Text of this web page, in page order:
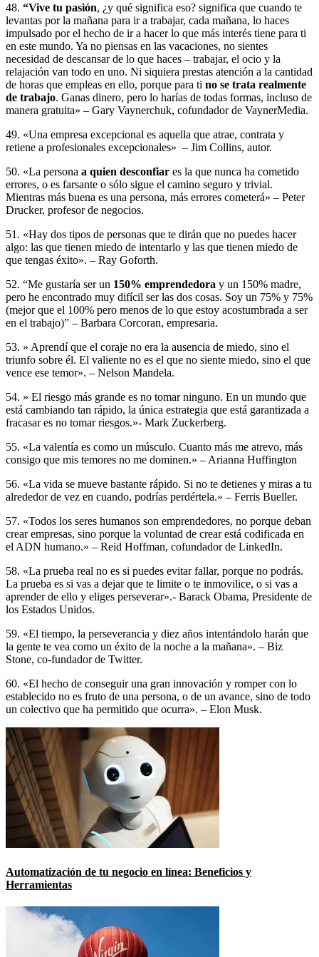
48. “Vive tu pasión, ¿y qué significa eso? significa que cuando te
levantas por la mañana para ir a trabajar, cada mañana, lo haces
impulsado por el hecho de ir a hacer lo que más interés tiene para ti
en este mundo. Ya no piensas en las vacaciones, no sientes
necesidad de descansar de lo que haces – trabajar, el ocio y la
relajación van todo en uno. Ni siquiera prestas atención a la cantidad
de horas que empleas en ello, porque para ti no se trata realmente
de trabajo. Ganas dinero, pero lo harías de todas formas, incluso de
manera gratuita» – Gary Vaynerchuk, cofundador de VaynerMedia.
49. «Una empresa excepcional es aquella que atrae, contrata y
retiene a profesionales excepcionales» – Jim Collins, autor.
50. «La persona a quien desconfiar es la que nunca ha cometido
errores, o es farsante o sólo sigue el camino seguro y trivial.
Mientras más buena es una persona, más errores cometerá» – Peter
Drucker, profesor de negocios.
51. «Hay dos tipos de personas que te dirán que no puedes hacer
algo: las que tienen miedo de intentarlo y las que tienen miedo de
que tengas éxito». – Ray Goforth.
52. “Me gustaría ser un 150% emprendedora y un 150% madre,
pero he encontrado muy difícil ser las dos cosas. Soy un 75% y 75%
(mejor que el 100% pero menos de lo que estoy acostumbrada a ser
en el trabajo)” – Barbara Corcoran, empresaria.
53. » Aprendí que el coraje no era la ausencia de miedo, sino el
triunfo sobre él. El valiente no es el que no siente miedo, sino el que
vence ese temor». – Nelson Mandela.
54. » El riesgo más grande es no tomar ninguno. En un mundo que
está cambiando tan rápido, la única estrategia que está garantizada a
fracasar es no tomar riesgos.»- Mark Zuckerberg.
55. «La valentía es como un músculo. Cuanto más me atrevo, más
consigo que mis temores no me dominen.» – Arianna Huffington
56. «La vida se mueve bastante rápido. Si no te detienes y miras a tu
alrededor de vez en cuando, podrías perdértela.» – Ferris Bueller.
57. «Todos los seres humanos son emprendedores, no porque deban
crear empresas, sino porque la voluntad de crear está codificada en
el ADN humano.» – Reid Hoffman, cofundador de LinkedIn.
58. «La prueba real no es si puedes evitar fallar, porque no podrás.
La prueba es si vas a dejar que te limite o te inmovilice, o si vas a
aprender de ello y eliges perseverar».- Barack Obama, Presidente de
los Estados Unidos.
59. «El tiempo, la perseverancia y diez años intentándolo harán que
la gente te vea como un éxito de la noche a la mañana». – Biz
Stone, co-fundador de Twitter.
60. «El hecho de conseguir una gran innovación y romper con lo
establecido no es fruto de una persona, o de un avance, sino de todo
un colectivo que ha permitido que ocurra». – Elon Musk.
Automatización de tu negocio en línea: Beneficios y
Herramientas